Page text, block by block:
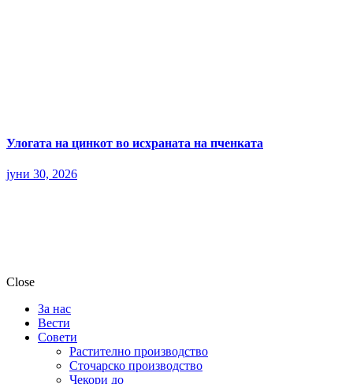
Улогата на цинкот во исхраната на пченката
јуни 30, 2026
Close
За нас
Вести
Совети
Растително производство
Сточарско производство
Чекори до